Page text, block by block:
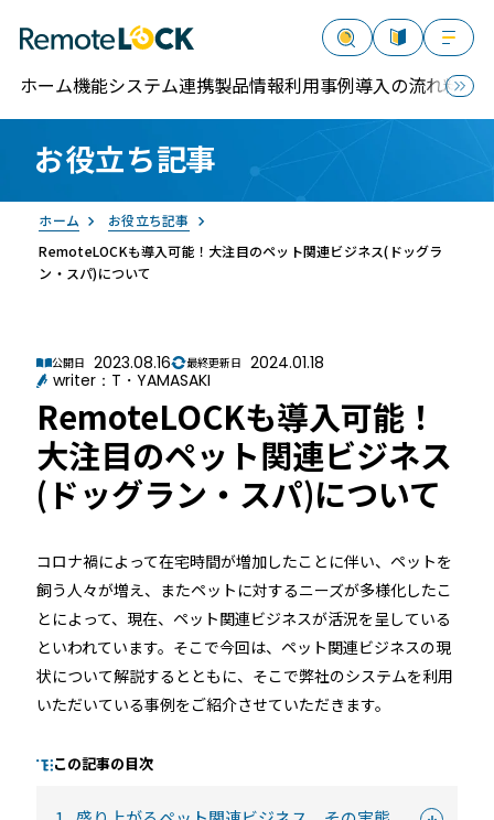
お役立ち記事
RemoteLOCKも導入可能！大注目のペット関連ビジネス(ドッグラ
ン・スパ)について
お役立ち記事
ホーム
公開日 2023.08.16 最終更新日 2024.01.18
writer：T・YAMASAKI
RemoteLOCKも導入可能！
大注目のペット関連ビジネス
(ドッグラン・スパ)について
コロナ禍によって在宅時間が増加したことに伴い、ペットを
飼う人々が増え、またペットに対するニーズが多様化したこ
とによって、現在、ペット関連ビジネスが活況を呈している
といわれています。そこで今回は、ペット関連ビジネスの現
状について解説するとともに、そこで弊社のシステムを利用
いただいている事例をご紹介させていただきます。
この記事の目次
ホーム機能システム連携製品情報利用事例導入の流れ料金
RemoteLOCK
ご質問
寄せられた
介します
機能
RemoteLOCKって何が
できるの？をご紹介します
詳しくみる
業種別の活用
お客様の声